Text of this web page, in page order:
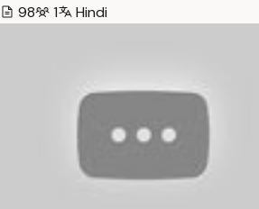
98
1 Hindi